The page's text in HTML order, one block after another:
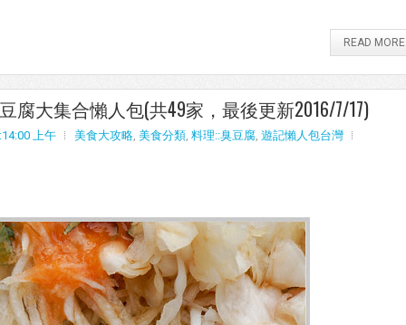
READ MORE
腐大集合懶人包(共49家，最後更新2016/7/17)
上午 美食大攻略, 美食分類, 料理::臭豆腐, 遊記懶人包台灣